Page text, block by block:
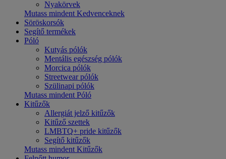
Nyakörvek
Mutass mindent Kedvenceknek
Söröskorsók
Segítő termékek
Póló
Kutyás pólók
Mentális egészség pólók
Morcica pólók
Streetwear pólók
Szülinapi pólók
Mutass mindent Póló
Kitűzők
Allergiát jelző kitűzők
Kitűző szettek
LMBTQ+ pride kitűzők
Segítő kitűzők
Mutass mindent Kitűzők